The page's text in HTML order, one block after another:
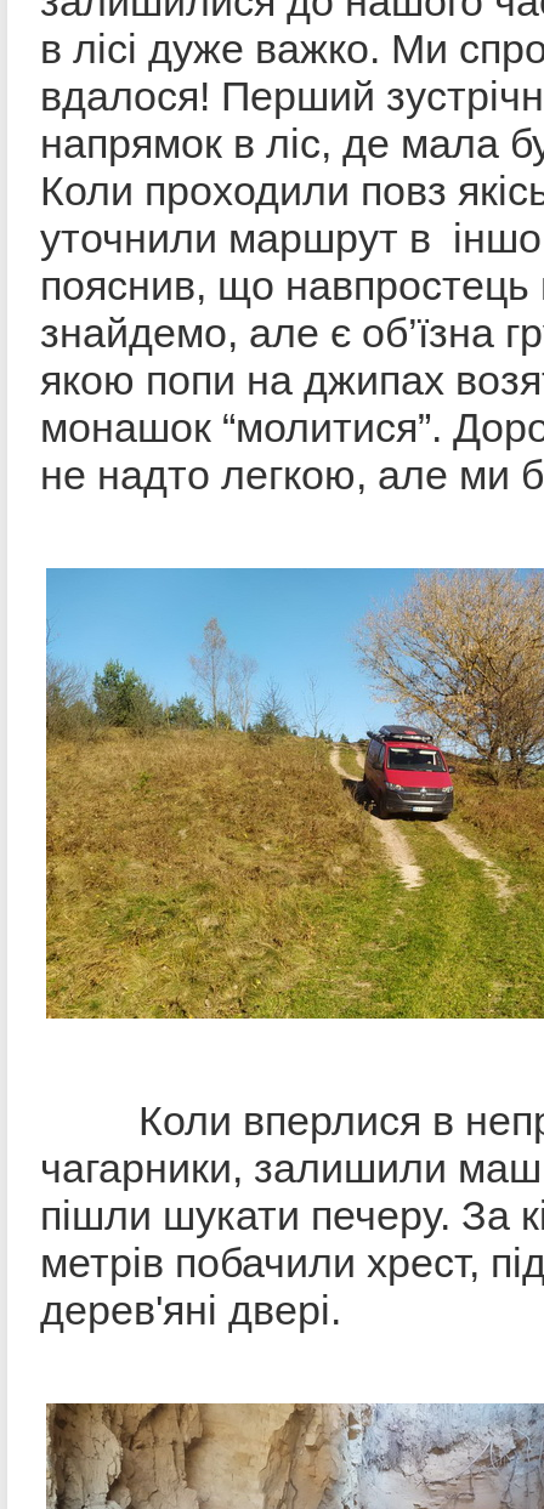
в лісі дуже важко. Ми
вдалося! Перший
напрямок в ліс, де мала
Коли проходили повз
уточнили маршрут в
пояснив, що
знайдемо, але є об’їзна
якою попи на джипах
монашок “молитися”.
не надто легкою, але ми
Коли вперлися в
чагарники, залишили
пішли шукати печеру. За
метрів побачили хрест,
дерев'яні двері.